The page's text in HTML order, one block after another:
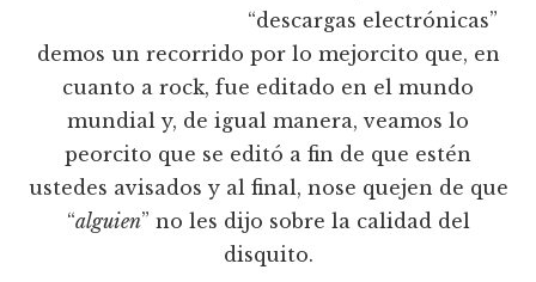
“descargas electrónicas”
demos un recorrido por lo mejorcito que, en
cuanto a rock, fue editado en el mundo
mundial y, de igual manera, veamos lo
peorcito que se editó a fin de que estén
ustedes avisados y al final, nose quejen de que
“alguien” no les dijo sobre la calidad del
disquito.